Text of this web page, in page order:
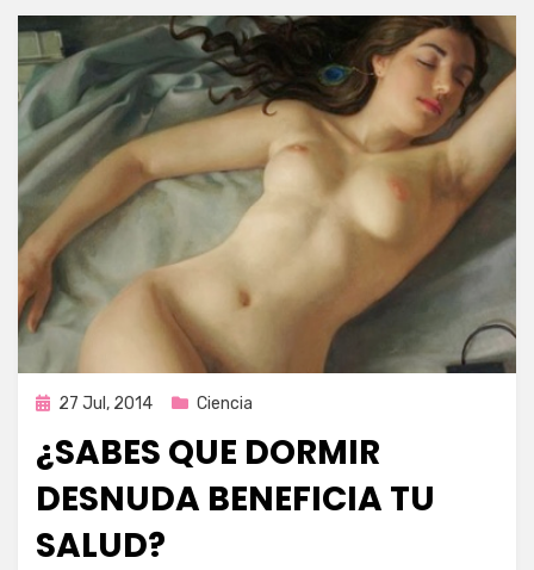
Publicada
27 Jul, 2014 Ciencia
¿SABES QUE DORMIR
DESNUDA BENEFICIA TU
SALUD?